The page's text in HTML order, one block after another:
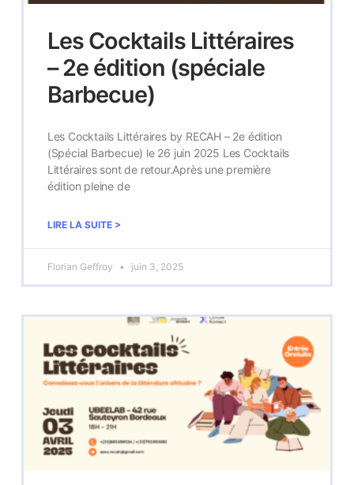
Les Cocktails Littéraires
– 2e édition (spéciale
Barbecue)
Les Cocktails Littéraires by RECAH – 2e édition
(Spécial Barbecue) le 26 juin 2025 Les Cocktails
Littéraires sont de retour.Après une première
édition pleine de
LIRE LA SUITE >
Florian Geffroy juin 3, 2025